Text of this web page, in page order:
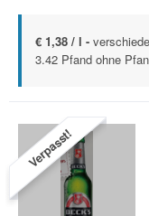
€ 1,38 / l -
3.42 Pfand ohne
Verpasst!